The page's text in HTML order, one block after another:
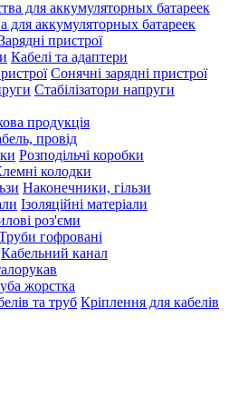
для аккумуляторных батареек
пристрої
Кабелі та адаптери
Сонячні зарядні пристрої
Стабілізатори напруги
продукція
провід
Розподільчі коробки
колодки
Наконечники, гільзи
Ізоляційні матеріали
роз'єми
гофровані
Кабельний канал
жорстка
Кріплення для кабелів